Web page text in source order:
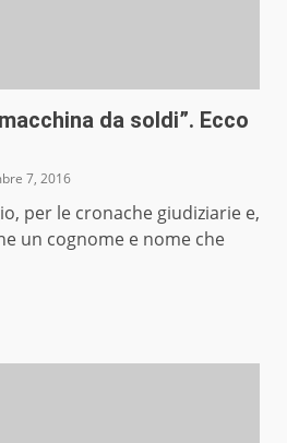
da soldi”. Ecco
7, 2016
per le cronache giudiziarie e,
un cognome e nome che